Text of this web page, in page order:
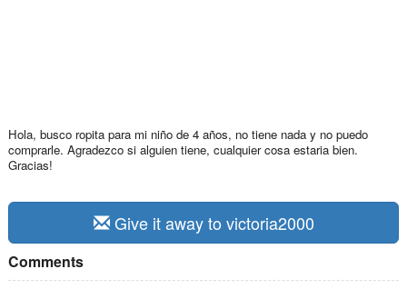
Hola, busco ropita para mi niño de 4 años, no tiene nada y no puedo
comprarle. Agradezco si alguien tiene, cualquier cosa estaria bien.
Gracias!
Give it away to victoria2000
Comments